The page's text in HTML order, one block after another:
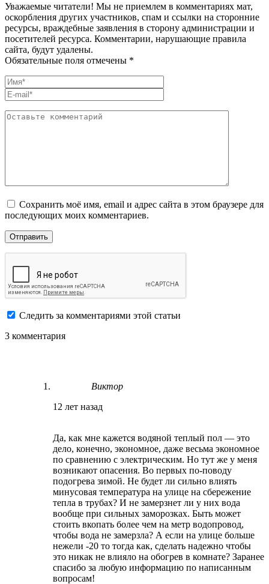
Уважаемые читатели! Мы не приемлем в комментариях мат,
оскорбления других участников, спам и ссылки на сторонние
ресурсы, враждебные заявления в сторону администрации и
посетителей ресурса. Комментарии, нарушающие правила
сайта, будут удалены.
Обязательные поля отмечены *
Сохранить моё имя, email и адрес сайта в этом браузере для
последующих моих комментариев.
Следить за комментариями этой статьи
3 комментария
Виктор
12 лет назад
Да, как мне кажется водяной теплый пол — это
дело, конечно, экономное, даже весьма экономное
по сравнению с электрическим. Но тут же у меня
возникают опасения. Во первых по-поводу
подогрева зимой. Не будет ли сильно влиять
минусовая температура на улице на сбережение
тепла в трубах? И не замерзнет ли у них вода
вообще при сильных заморозках. Быть может
стоить вкопать более чем на метр водопровод,
чтобы вода не замерзла? А если на улице больше
нежели -20 то тогда как, сделать надежно чтобы
это никак не влияло на обогрев в комнате? Заранее
спасибо за любую информацию по написанным
вопросам!